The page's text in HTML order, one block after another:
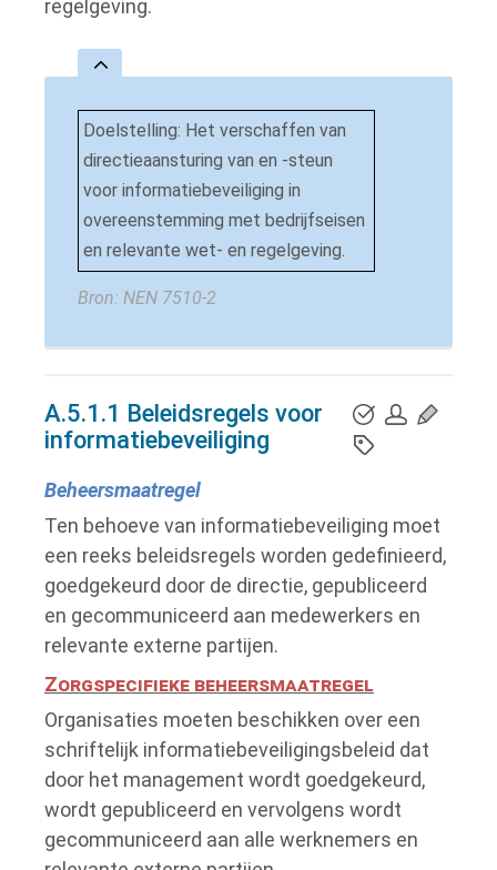
regelgeving.
Doelstelling: Het verschaffen van
directieaansturing van en -steun
voor informatiebeveiliging in
overeenstemming met bedrijfseisen
en relevante wet- en regelgeving.
Bron: NEN 7510-2
A.5.1.1 Beleidsregels voor
informatiebeveiliging
Beheersmaatregel
Ten behoeve van informatiebeveiliging moet
een reeks beleidsregels worden gedefinieerd,
goedgekeurd door de directie, gepubliceerd
en gecommuniceerd aan medewerkers en
relevante externe partijen.
Zorgspecifieke beheersmaatregel
Organisaties moeten beschikken over een
schriftelijk informatiebeveiligingsbeleid dat
door het management wordt goedgekeurd,
wordt gepubliceerd en vervolgens wordt
gecommuniceerd aan alle werknemers en